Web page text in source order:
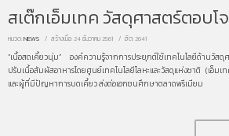
สเต๊กเอ็มเทค วัสดุศาสตร์ตอบโ
หมวด:NEWS สร้างเมื่อ: 24 ธันวาคม 2561 ฮิต: 2641
“เนื้อสดเคี้ยวนุ่ม” องค์ความรู้จากการประยุกต์ใช้เทคโนโลยีด้านวั
ปรับเนื้อสัมผัสอาหารโดยศูนย์เทคโนโลยีโลหะและวัสดุแห่งชาติ (เอ็มเ
และผู้ที่มีปัญหาการบดเคี้ยว ส่งต่อเอกชนศึกษาตลาดพรีเมียม